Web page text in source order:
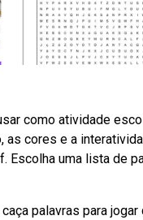
como atividade
cores e a
uma lista de
palavras para